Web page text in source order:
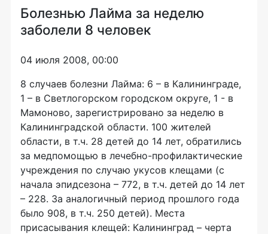
Болезнью Лайма за неделю
заболели 8 человек
04 июля 2008, 00:00
8 случаев болезни Лайма: 6 – в Калининграде,
1 – в Светлогорском городском округе, 1 - в
Мамоново, зарегистрировано за неделю в
Калининградской области. 100 жителей
области, в т.ч. 28 детей до 14 лет, обратились
за медпомощью в лечебно-профилактические
учреждения по случаю укусов клещами (с
начала эпидсезона – 772, в т.ч. детей до 14 лет
– 228. За аналогичный период прошлого года
было 908, в т.ч. 250 детей). Места
присасывания клещей: Калининград – черта